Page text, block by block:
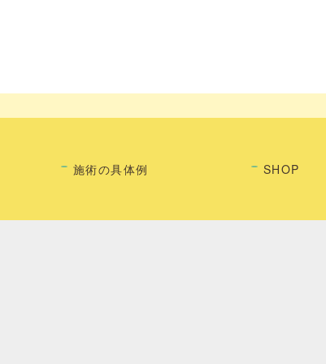
施術の具体例 SHOP